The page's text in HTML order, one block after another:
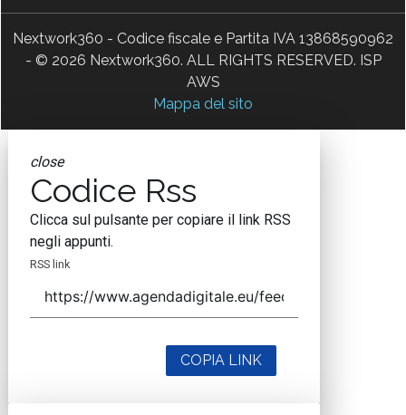
Nextwork360 - Codice fiscale e Partita IVA 13868590962
- © 2026 Nextwork360. ALL RIGHTS RESERVED. ISP
AWS
Mappa del sito
close
Codice Rss
Clicca sul pulsante per copiare il link RSS
negli appunti.
RSS link
COPIA LINK